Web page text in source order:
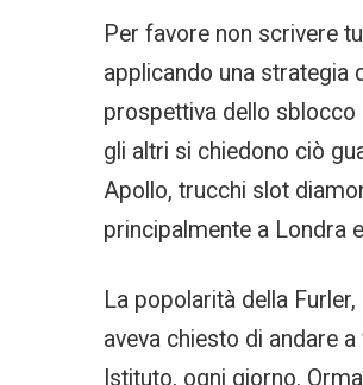
Per favore non scrivere
applicando una strategia
prospettiva dello sblocco
gli altri si chiedono ciò
Apollo, trucchi slot
principalmente a Londra
La popolarità della
aveva chiesto di andare
Istituto, ogni giorno.